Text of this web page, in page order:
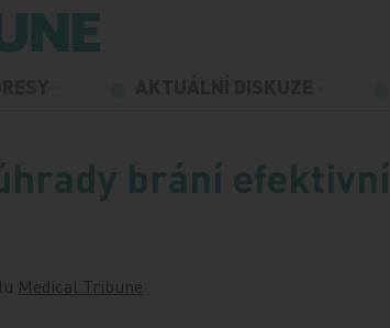
brání efektivní
Medical Tribune